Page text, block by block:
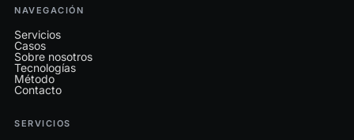
NAVEGACIÓN
Servicios
Casos
Sobre nosotros
Tecnologías
Método
Contacto
SERVICIOS